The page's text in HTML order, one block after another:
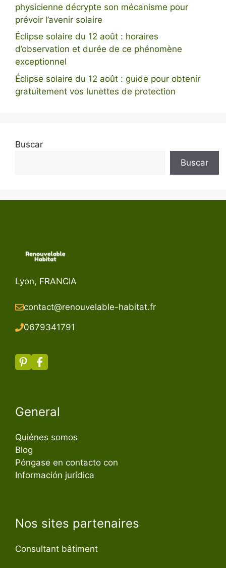
physicienne décrypte son mécanisme pour
prévoir l’avenir solaire
Éclipse solaire du 12 août : horaires
d’observation et durée de ce phénomène
exceptionnel
Éclipse solaire du 12 août : guide pour obtenir
gratuitement vos lunettes de protection
Buscar
Buscar
Lyon, FRANCIA
contact@renouvelable-habitat.fr
0679341791
General
Quiénes somos
Blog
Póngase en contacto con
Información jurídica
Nos sites partenaires
Consultant bâtiment